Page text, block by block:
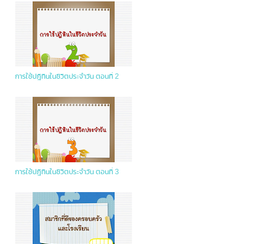
การใช้ปฎิทินในชีวิตประจำวัน ตอนที่ 2
การใช้ปฎิทินในชีวิตประจำวัน ตอนที่ 3